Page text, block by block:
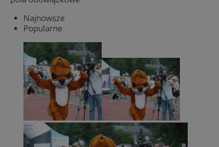
Najnowsze
Popularne